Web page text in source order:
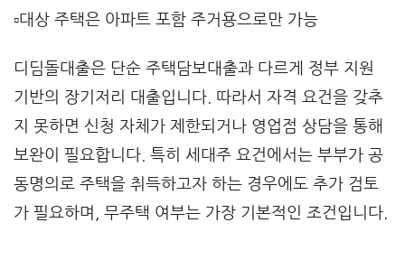
▫️대상 주택은 아파트 포함 주거용으로만 가능
디딤돌대출은 단순 주택담보대출과 다르게 정부 지원
기반의 장기저리 대출입니다. 따라서 자격 요건을 갖추
지 못하면 신청 자체가 제한되거나 영업점 상담을 통해
보완이 필요합니다. 특히 세대주 요건에서는 부부가 공
동명의로 주택을 취득하고자 하는 경우에도 추가 검토
가 필요하며, 무주택 여부는 가장 기본적인 조건입니다.